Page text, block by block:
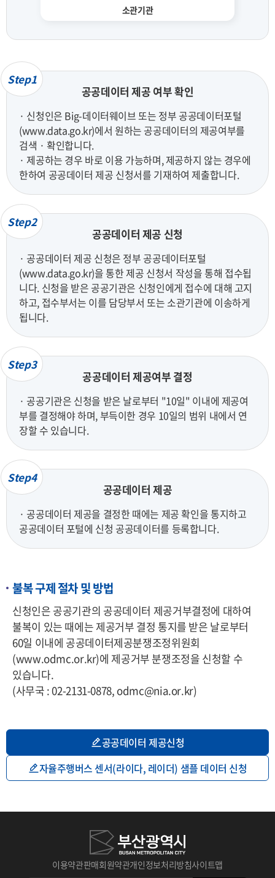
소관기관
Step1
공공데이터 제공 여부 확인
· 신청인은 Big-데이터웨이브 또는 정부 공공데이터포털
(www.data.go.kr)에서 원하는 공공데이터의 제공여부를
검색 · 확인합니다.
· 제공하는 경우 바로 이용 가능하며, 제공하지 않는 경우에
한하여 공공데이터 제공 신청서를 기재하여 제출합니다.
Step2
공공데이터 제공 신청
· 공공데이터 제공 신청은 정부 공공데이터포털
(www.data.go.kr)을 통한 제공 신청서 작성을 통해 접수됩
니다. 신청을 받은 공공기관은 신청인에게 접수에 대해 고지
하고, 접수부서는 이를 담당부서 또는 소관기관에 이송하게
됩니다.
Step3
공공데이터 제공여부 결정
· 공공기관은 신청을 받은 날로부터 "10일" 이내에 제공여
부를 결정해야 하며, 부득이한 경우 10일의 범위 내에서 연
장할 수 있습니다.
Step4
공공데이터 제공
· 공공데이터 제공을 결정한 때에는 제공 확인을 통지하고
공공데이터 포털에 신청 공공데이터를 등록합니다.
불복 구제 절차 및 방법
신청인은 공공기관의 공공데이터 제공거부결정에 대하여
불복이 있는 때에는 제공거부 결정 통지를 받은 날로부터
60일 이내에 공공데이터제공분쟁조정위원회
(www.odmc.or.kr)에 제공거부 분쟁조정을 신청할 수
있습니다.
(사무국 : 02-2131-0878, odmc@nia.or.kr)
공공데이터 제공신청
자율주행버스 센서(라이다, 레이더) 샘플 데이터 신청
이용약관판매회원약관개인정보처리방침사이트맵